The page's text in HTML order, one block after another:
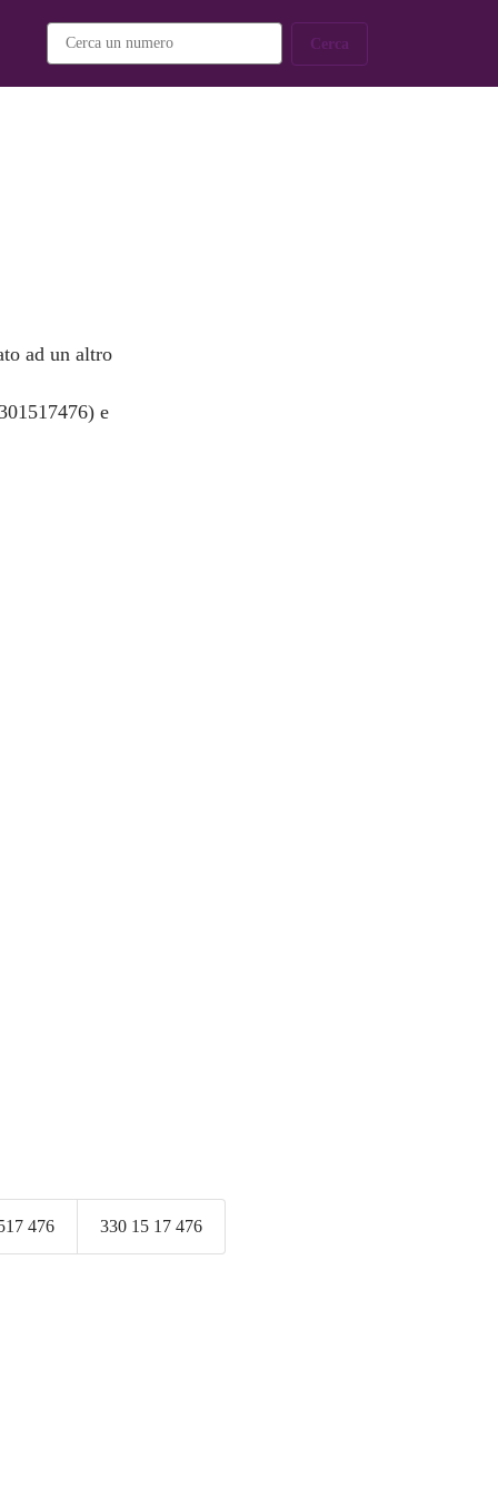
Cerca
ad un altro
e
476 330 15 17 476